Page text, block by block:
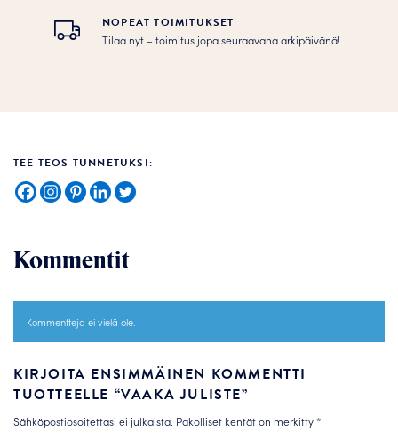
NOPEAT TOIMITUKSET
Tilaa nyt – toimitus jopa seuraavana arkipäivänä!
TEE TEOS TUNNETUKSI:
Kommentit
Kommentteja ei vielä ole.
KIRJOITA ENSIMMÄINEN KOMMENTTI
TUOTTEELLE “VAAKA JULISTE”
Sähköpostiosoitettasi ei julkaista. Pakolliset kentät on merkitty*